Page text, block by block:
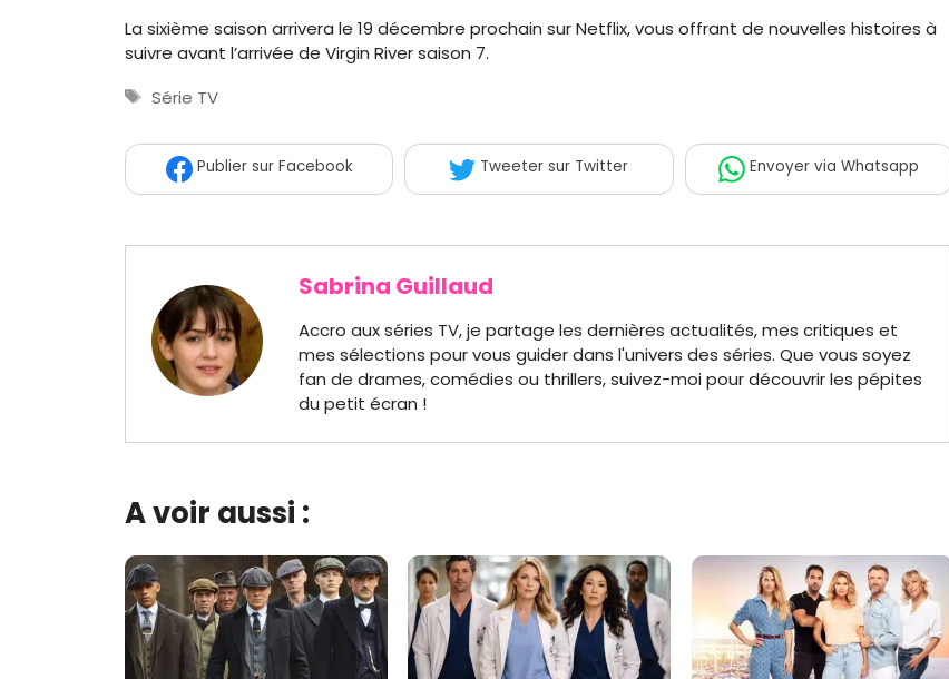
La sixième saison arrivera le 19 décembre prochain sur Netflix, vous offrant de nouvelles histoires à
suivre avant l’arrivée de Virgin River saison 7.
Étiquettes
Série TV
Publiersur Facebook Tweeter sur Twitter Envoyer via Whatsapp
Sabrina Guillaud
Accro aux séries TV, je partage les dernières actualités, mes critiques et
mes sélections pour vous guider dans l'univers des séries. Que vous soyez
fan de drames, comédies ou thrillers, suivez-moi pour découvrir les pépites
du petit écran !
A voir aussi :